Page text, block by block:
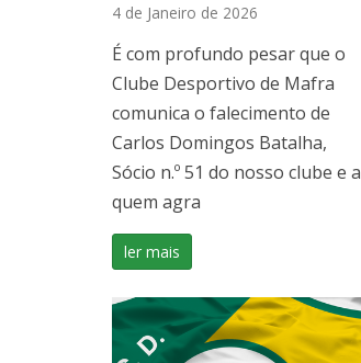
4 de Janeiro de 2026
É com profundo pesar que o
Clube Desportivo de Mafra
comunica o falecimento de
Carlos Domingos Batalha,
Sócio n.º 51 do nosso clube e a
quem agra
ler mais